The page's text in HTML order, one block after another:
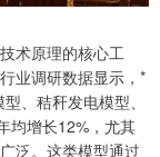
术原理的核心工
业调研数据显示，*
、秸秆发电模型、
均增长12%，尤其
泛。这类模型通过